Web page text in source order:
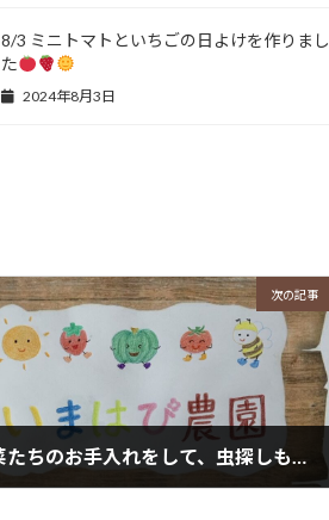
8/3 ミニトマトといちごの日よけを作りまし
た
2024年8月3日
次の記事
6/6 野菜たちのお手入れをして、虫探しもしました